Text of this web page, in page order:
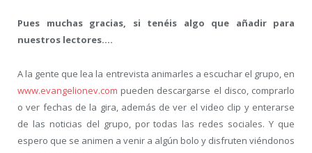
Pues muchas gracias, si tenéis algo que añadir para
nuestros lectores….
A la gente que lea la entrevista animarles a escuchar el grupo, en
www.evangelionev.com pueden descargarse el disco, comprarlo
o ver fechas de la gira, además de ver el video clip y enterarse
de las noticias del grupo, por todas las redes sociales. Y que
espero que se animen a venir a algún bolo y disfruten viéndonos